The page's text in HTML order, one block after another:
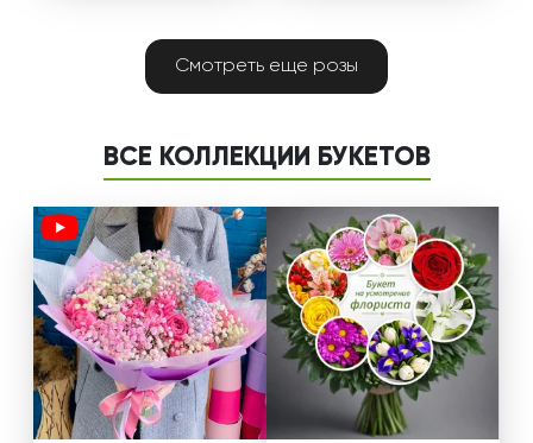
Смотреть еще розы
ВСЕ КОЛЛЕКЦИИ БУКЕТОВ